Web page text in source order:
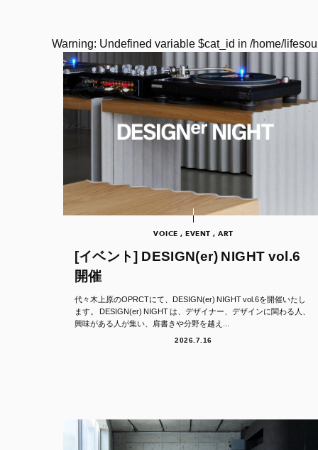
Warning: Undefined variable $cat_id in /home/
VOICE , EVENT , ART
[イベント] DESIGN(er) NIGHT vol.6
開催
代々木上原のOPRCTにて、DESIGN(er) NIGHT vol.6を開催いたし
ます。 DESIGN(er) NIGHT は、デザイナー、デザインに関わる人、
興味がある人が集い、肩書きや分野を越え...
2026.7.16